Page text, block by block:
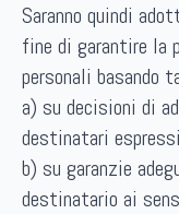
Saranno quindi
fine di garantire la
personali basando
a) su decisioni di
destinatari
b) su garanzie
destinatario ai